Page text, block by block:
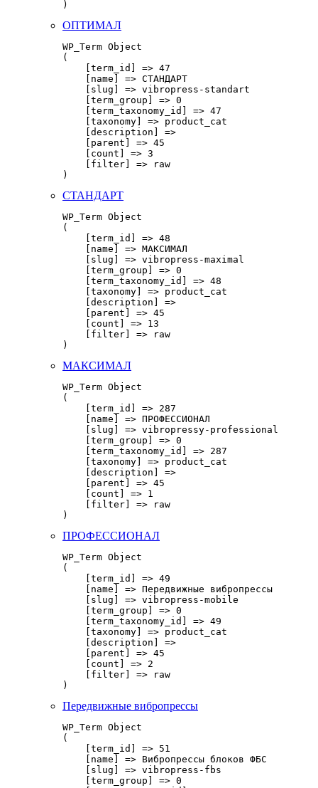
ОПТИМАЛ
WP_Term Object
(
    [term_id] => 47
    [name] => СТАНДАРТ
    [slug] => vibropress-standart
    [term_group] => 0
    [term_taxonomy_id] => 47
    [taxonomy] => product_cat
    [description] =>
    [parent] => 45
    [count] => 3
    [filter] => raw
СТАНДАРТ
WP_Term Object
(
    [term_id] => 48
    [name] => МАКСИМАЛ
    [slug] => vibropress-maximal
    [term_group] => 0
    [term_taxonomy_id] => 48
    [taxonomy] => product_cat
    [description] =>
    [parent] => 45
    [count] => 13
    [filter] => raw
МАКСИМАЛ
WP_Term Object
(
    [term_id] => 287
    [name] => ПРОФЕССИОНАЛ
    [slug] => vibropressy-professional
    [term_group] => 0
    [term_taxonomy_id] => 287
    [taxonomy] => product_cat
    [description] =>
    [parent] => 45
    [count] => 1
    [filter] => raw
ПРОФЕССИОНАЛ
WP_Term Object
(
    [term_id] => 49
    [name] => Передвижные вибропрессы
    [slug] => vibropress-mobile
    [term_group] => 0
    [term_taxonomy_id] => 49
    [taxonomy] => product_cat
    [description] =>
    [parent] => 45
    [count] => 2
    [filter] => raw
Передвижные вибропрессы
WP_Term Object
(
    [term_id] => 51
    [name] => Вибропрессы блоков ФБС
    [slug] => vibropress-fbs
    [term_group] => 0